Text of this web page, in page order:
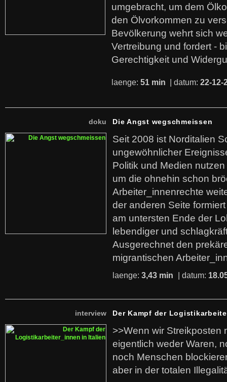
umgebracht, um dem
den Ölvorkommen zu
Bevölkerung wehrt sich
Vertreibung und fordert -
Gerechtigkeit und
laenge: 51 min | datum: 22-12-
doku Die Angst wegschmeissen
Seit 2008 ist Norditalien
ungewöhnlicher
Politik und Medien
um die ohnehin schon
Arbeiter_innenrechte
der anderen Seite
am untersten Ende der
lebendiger und
Ausgerechnet den
migrantischen
laenge: 3,43 min | datum:
interview Der Kampf der
>>Wenn wir Streikposten
eigentlich weder Waren,
noch Menschen
aber in der totalen